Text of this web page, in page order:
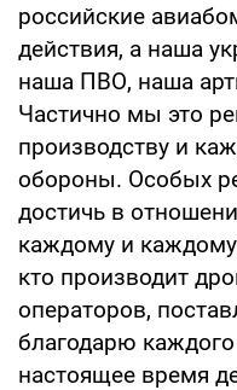
российские
действия, а наша
наша ПВО, наша
Частично мы это
производству и
обороны. Особых
достичь в
каждому и
кто производит
операторов,
благодарю
настоящее время